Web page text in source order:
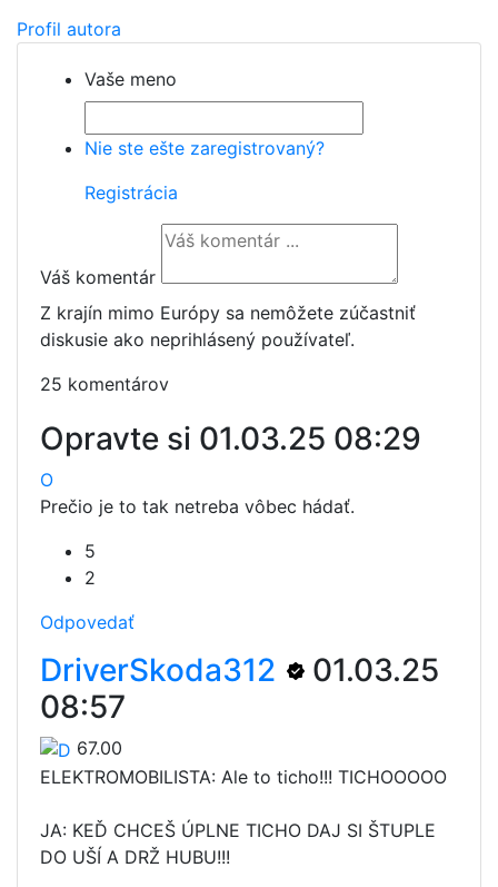
Profil autora
Vaše meno
Nie ste ešte zaregistrovaný?
Registrácia
Váš komentár
Z krajín mimo Európy sa nemôžete zúčastniť
diskusie ako neprihlásený používateľ.
25 komentárov
Opravte si 01.03.25 08:29
O
Prečio je to tak netreba vôbec hádať.
5
2
Odpovedať
DriverSkoda312
01.03.25
08:57
67.00
ELEKTROMOBILISTA: Ale to ticho!!! TICHOOOOO
JA: KEĎ CHCEŠ ÚPLNE TICHO DAJ SI ŠTUPLE
DO UŠÍ A DRŽ HUBU!!!